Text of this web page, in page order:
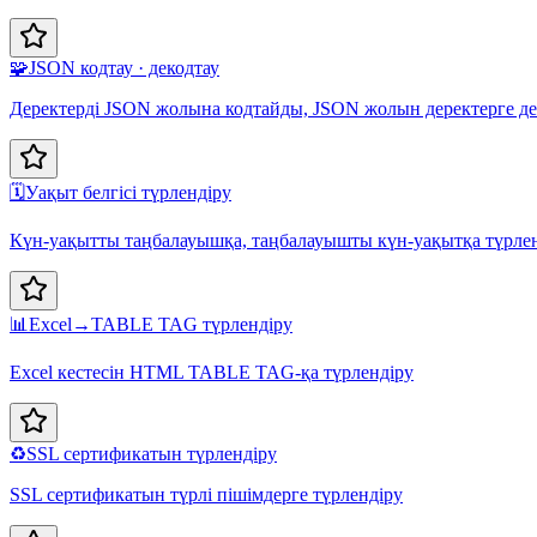
🧩JSON кодтау · декодтау
Деректерді JSON жолына кодтайды, JSON жолын деректерге
🗓️Уақыт белгісі түрлендіру
Күн-уақытты таңбалауышқа, таңбалауышты күн-уақытқа
📊Excel→TABLE TAG түрлендіру
Excel кестесін HTML TABLE TAG-қа түрлендіру
♻️SSL сертификатын түрлендіру
SSL сертификатын түрлі пішімдерге түрлендіру